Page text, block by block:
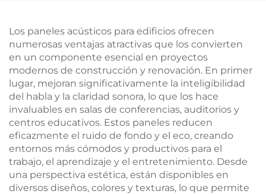
Fachada Cortinada
Los paneles acústicos para edificios ofrecen
numerosas ventajas atractivas que los convierten
en un componente esencial en proyectos
modernos de construcción y renovación. En primer
lugar, mejoran significativamente la inteligibilidad
del habla y la claridad sonora, lo que los hace
invaluables en salas de conferencias, auditorios y
centros educativos. Estos paneles reducen
eficazmente el ruido de fondo y el eco, creando
entornos más cómodos y productivos para el
trabajo, el aprendizaje y el entretenimiento. Desde
una perspectiva estética, están disponibles en
diversos diseños, colores y texturas, lo que permite